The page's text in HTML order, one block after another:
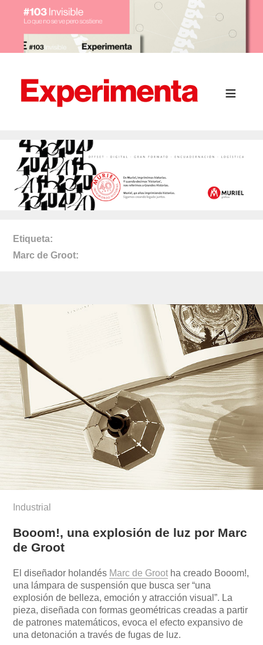
Etiqueta
Marc de Groot
Industrial
Booom!, una explosión de luz por Marc
de Groot
El diseñador holandés Marc de Groot ha creado Booom!,
una lámpara de suspensión que busca ser “una
explosión de belleza, emoción y atracción visual”. La
pieza, diseñada con formas geométricas creadas a partir
de patrones matemáticos, evoca el efecto expansivo de
una detonación a través de fugas de luz.